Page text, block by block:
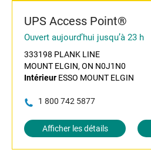
UPS Access Point®
Ouvert aujourd’hui jusqu’à 23 h
333198 PLANK LINE
MOUNT ELGIN, ON N0J1N0
Intérieur ESSO MOUNT ELGIN
1 800 742 5877
Afficher les détails